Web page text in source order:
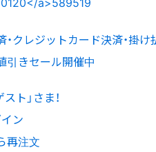
引きセール開催中
ト」さま！
ン
再注文